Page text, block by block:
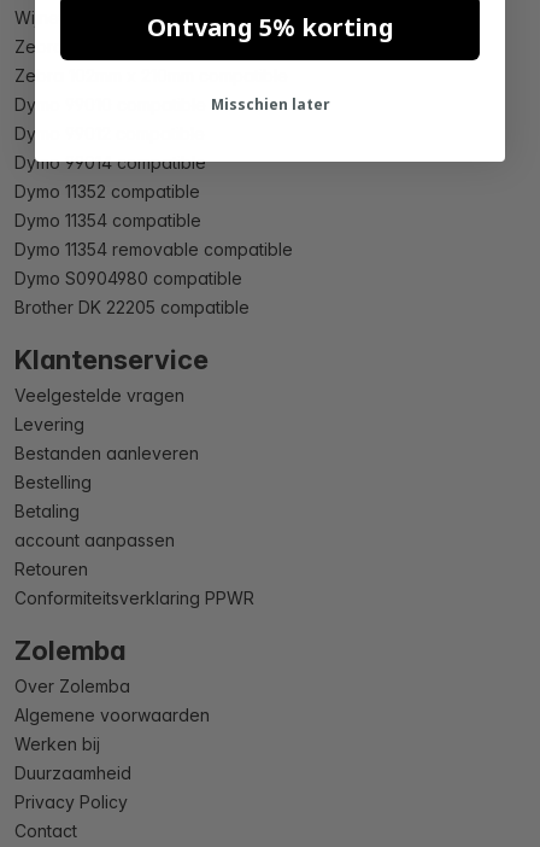
Wijnetiket maken
Zebra 102mm x 150mm compatible
Zebra 102mm x 210mm compatible
Dymo 99010 compatible
Dymo 99012 compatible
Dymo 99014 compatible
Dymo 11352 compatible
Dymo 11354 compatible
Dymo 11354 removable compatible
Dymo S0904980 compatible
Brother DK 22205 compatible
Klantenservice
Veelgestelde vragen
Levering
Bestanden aanleveren
Bestelling
Betaling
account aanpassen
Retouren
Conformiteitsverklaring PPWR
Zolemba
Over Zolemba
Algemene voorwaarden
Werken bij
Duurzaamheid
Privacy Policy
Contact
Ontvang 5% korting
Misschien later